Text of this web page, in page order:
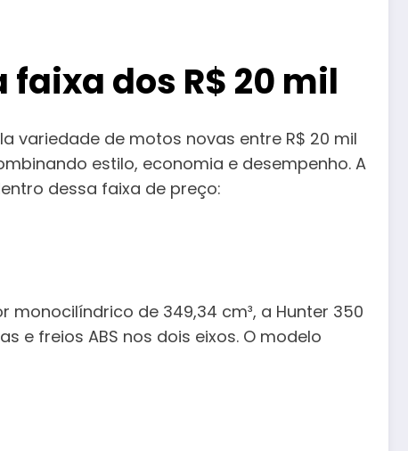
dos R$ 20 mil
variedade de motos novas entre R$ 20 mil
estilo, economia e desempenho. A
dessa faixa de preço:
de 349,34 cm³, a Hunter 350
e freios ABS nos dois eixos. O modelo